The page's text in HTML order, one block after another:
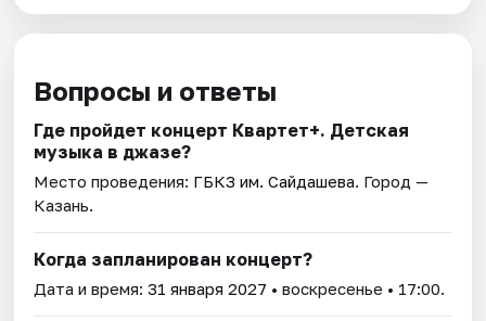
Вопросы и ответы
Где пройдет концерт Квартет+. Детская
музыка в джазе?
Место проведения: ГБКЗ им. Сайдашева. Город —
Казань.
Когда запланирован концерт?
Дата и время:31 января 2027 • воскресенье • 17:00.